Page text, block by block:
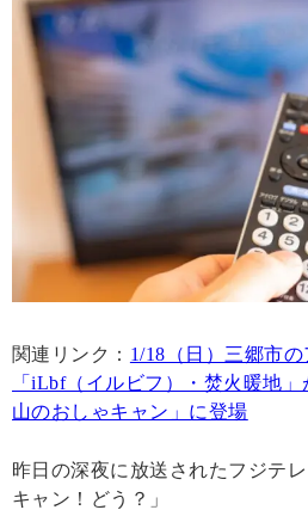
関連リンク： 1/18（日）三郷市
「iLbf（イルビフ）・焚火暖地
山のおしゃキャン」に登場
昨日の深夜に放送されたフジテ
キャン！どう？」